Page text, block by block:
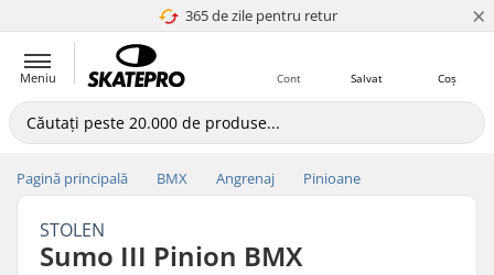
365 de zile pentru retur
4.8 a 5 ×
Meniu Coș
Salvat
Cont
Pagină principală BMX Angrenaj Pinioane
STOLEN
Sumo III Pinion BMX